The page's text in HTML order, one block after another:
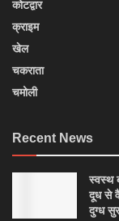
कोटद्वार
क्राइम
खेल
चकराता
चमोली
Recent News
स्वस्थ
दूध से
दुग्ध